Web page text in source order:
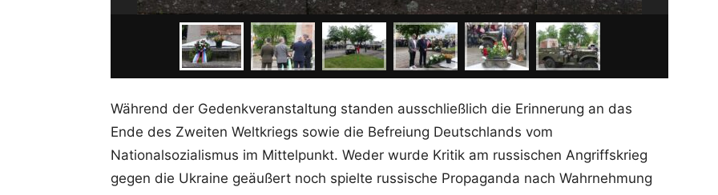
Während der Gedenkveranstaltung standen ausschließlich die Erinnerung an das
Ende des Zweiten Weltkriegs sowie die Befreiung Deutschlands vom
Nationalsozialismus im Mittelpunkt. Weder wurde Kritik am russischen Angriffskrieg
gegen die Ukraine geäußert noch spielte russische Propaganda nach Wahrnehmung